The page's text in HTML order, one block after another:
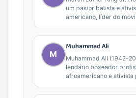
um pastor batista e
americano, líder do
M
Muhammad Ali
Muhammad Ali (1942-
lendário boxeador
afroamericano e ativista
atletas de...